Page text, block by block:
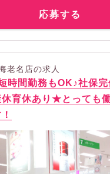
応募する
老名店の求人
時間勤務もOK♪社保
休育休あり★とっても